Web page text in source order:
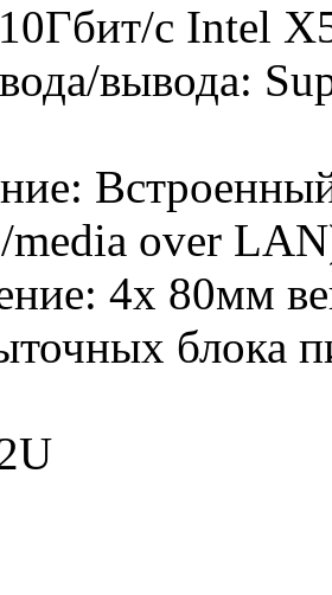
с Intel
вывода:
over
4x 80мм
блока